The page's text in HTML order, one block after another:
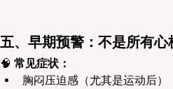
五、早期预警：不是所有
🧠 常见症状：
胸闷压迫感（尤其是运动后）